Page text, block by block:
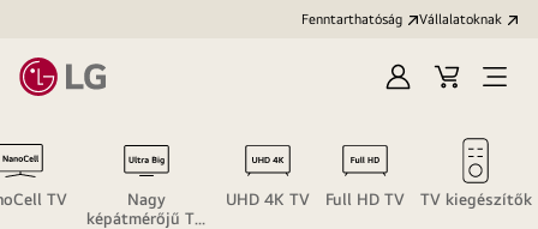
Fenntarthatóság Vállalatoknak
Bejelentkezés
KosárMenü
TV
Nagy
képátmérőjű TV
UHD 4K TV Full HD TV TV kiegészítők